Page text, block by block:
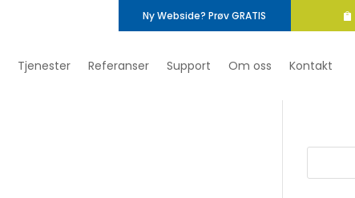
Ny Webside? Prøv GRATIS
Tjenester Referanser Support Om oss Kontakt